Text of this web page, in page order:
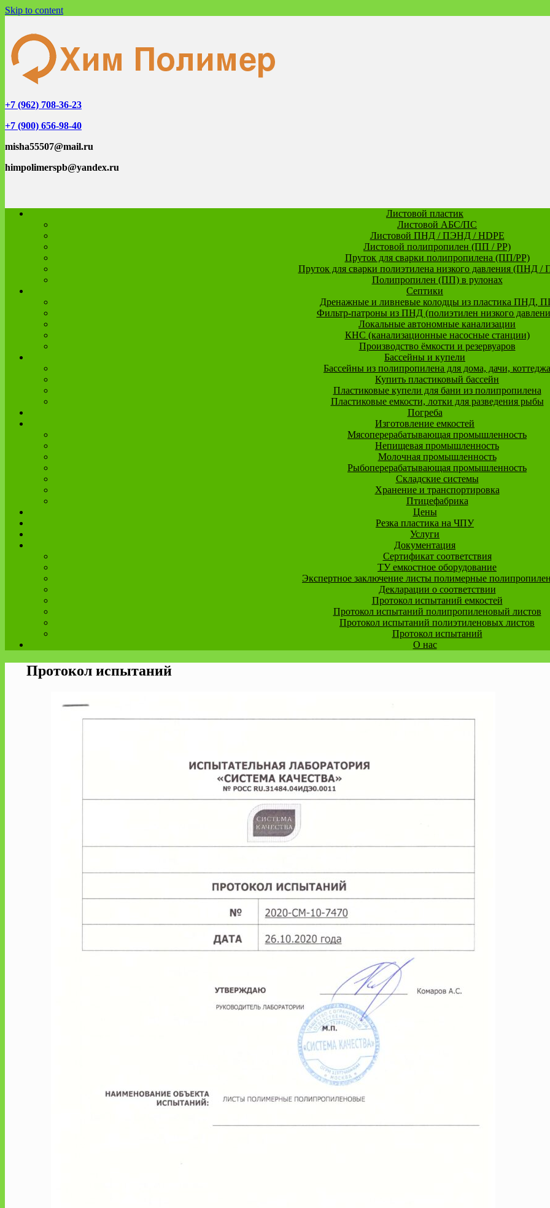
Skip to content
+7 (962) 708-36-23
+7 (900) 656-98-40
misha55507@mail.ru
himpolimerspb@yandex.ru
Листовой пластик
Листовой АБС/ПС
Листовой ПНД / ПЭНД / HDPE
Листовой полипропилен (ПП / PP)
Пруток для сварки полипропилена (ПП/PP)
Пруток для сварки полиэтилена низкого давления (ПНД
Полипропилен (ПП) в рулонах
Септики
Дренажные и ливневые колодцы из пластика ПНД,
Фильтр-патроны из ПНД (полиэтилен низкого
Локальные автономные канализации
КНС (канализационные насосные станции)
Производство ёмкости и резервуаров
Бассейны и купели
Бассейны из полипропилена для дома, дачи, коттеджа
Купить пластиковый бассейн
Пластиковые купели для бани из полипропилена
Пластиковые емкости, лотки для разведения рыбы
Погреба
Изготовление емкостей
Мясоперерабатывающая промышленность
Непищевая промышленность
Молочная промышленность
Рыбоперерабатывающая промышленность
Складские системы
Хранение и транспортировка
Птицефабрика
Цены
Резка пластика на ЧПУ
Услуги
Документация
Сертификат соответствия
ТУ емкостное оборудование
Экспертное заключение листы полимерные
Декларации о соответствии
Протокол испытаний емкостей
Протокол испытаний полипропиленовый листов
Протокол испытаний полиэтиленовых листов
Протокол испытаний
О нас
Протокол испытаний